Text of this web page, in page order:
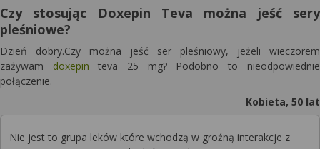
Czy stosując Doxepin Teva można jeść sery
pleśniowe?
Dzień dobry.Czy można jeść ser pleśniowy, jeżeli wieczorem
zażywam doxepin teva 25 mg? Podobno to nieodpowiednie
połączenie.
Kobieta, 50 lat
Nie jest to grupa leków które wchodzą w groźną interakcje z